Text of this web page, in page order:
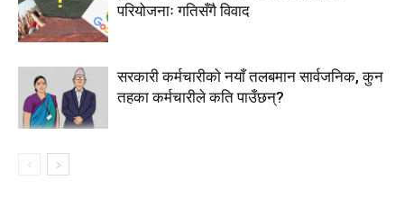
परियोजनाः गतिसँगै विवाद
सरकारी कर्मचारीकाे नयाँ तलबमान सार्वजनिक, कुन
तहका कर्मचारीले कति पाउँछन्?